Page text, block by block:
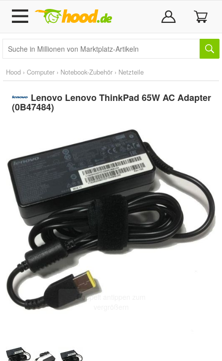
Hood › Computer › Notebook-Zubehör › Netzteile
Lenovo Lenovo ThinkPad 65W AC Adapter
(0B47484)
Doppelt antippen zum